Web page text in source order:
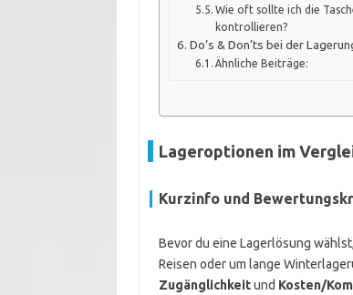
Wie oft sollte ich die
kontrollieren?
Do’s & Don’ts bei der
Ähnliche Beiträge:
Lageroptionen im
Kurzinfo und
Bevor du eine Lagerlösung
Reisen oder um lange
Zugänglichkeitund Kosten/